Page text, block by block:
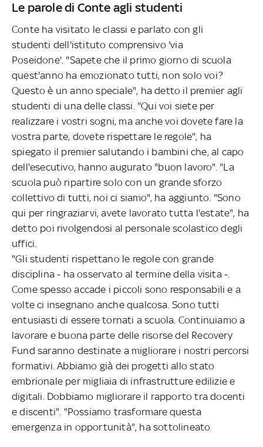
Le parole di Conte agli studenti
Conte ha visitato le classi e parlato con gli
studenti dell'istituto comprensivo 'via
Poseidone'. "Sapete che il primo giorno di scuola
quest'anno ha emozionato tutti, non solo voi?
Questo è un anno speciale", ha detto il premier agli
studenti di una delle classi. "Qui voi siete per
realizzare i vostri sogni, ma anche voi dovete fare la
vostra parte, dovete rispettare le regole", ha
spiegato il premier salutando i bambini che, al capo
dell'esecutivo, hanno augurato "buon lavoro". "La
scuola può ripartire solo con un grande sforzo
collettivo di tutti, noi ci siamo", ha aggiunto. "Sono
qui per ringraziarvi, avete lavorato tutta l'estate", ha
detto poi rivolgendosi al personale scolastico degli
uffici.
"Gli studenti rispettano le regole con grande
disciplina - ha osservato al termine della visita -.
Come spesso accade i piccoli sono responsabili e a
volte ci insegnano anche qualcosa. Sono tutti
entusiasti di essere tornati a scuola. Continuiamo a
lavorare e buona parte delle risorse del Recovery
Fund saranno destinate a migliorare i nostri percorsi
formativi. Abbiamo già dei progetti allo stato
embrionale per migliaia di infrastrutture edilizie e
digitali. Dobbiamo migliorare il rapporto tra docenti
e discenti". "Possiamo trasformare questa
emergenza in opportunità", ha sottolineato.